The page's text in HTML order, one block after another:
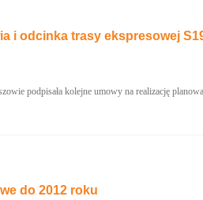
i odcinka trasy ekspresowej
podpisała kolejne umowy na realizację
do 2012 roku